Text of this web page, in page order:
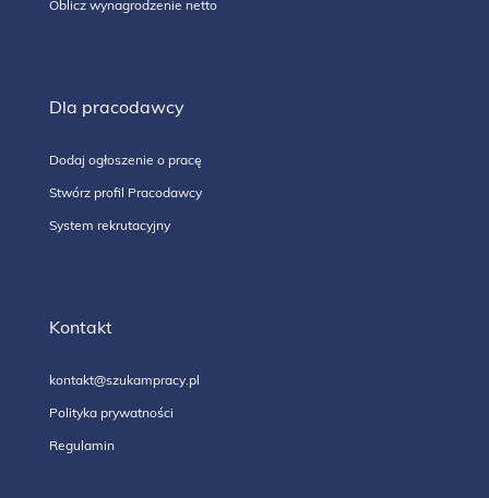
Oblicz wynagrodzenie netto
Dla pracodawcy
Dodaj ogłoszenie o pracę
Stwórz profil Pracodawcy
System rekrutacyjny
Kontakt
kontakt@szukampracy.pl
Polityka prywatności
Regulamin